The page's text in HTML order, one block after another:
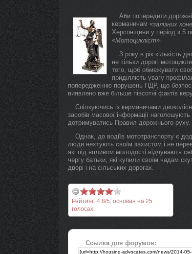
Аби попередити
керманичам «залізних
Херсонщини у період з 5
«Мотоцикліст».
З року в рік кількість
не тільки дорогі
того, щоб обмежувати
приділяють увагу
попередженню порушень ПДР, що
виявлено вже більше півсотні фактів
Спілкуючись із керманичами
засобів масової інформації
дотримуватись Правил дорожнього руху.
Однак, до водіїв мототранспорту є
люди нехтують своїм захистом і не
які під впливом молодості відчувають
чергу батьки, які купили своїм чадам
дворі і на сільських дорогах.
Рейтинг: 4.8/5, основан на 25
голосах.
Ссылка для форумов: